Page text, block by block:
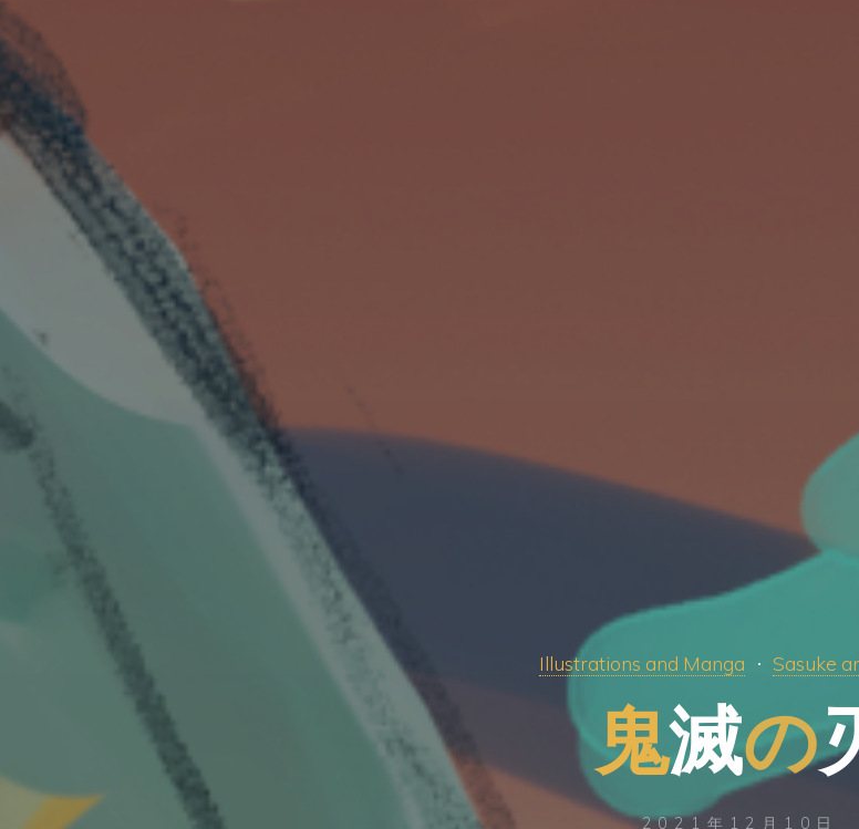
Illustrations and Manga Sasuke
鬼滅
滅の
2021年12月10日